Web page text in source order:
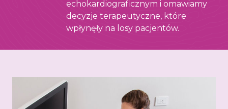
echokardiograficznym i omawiamy
decyzje terapeutyczne, które
wpłynęły na losy pacjentów.